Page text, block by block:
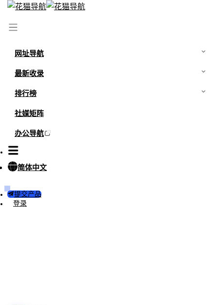
网址导航
最新收录
排行榜
社媒矩阵
办公导航
简体中文
提交产品
登录
创意设计
分享